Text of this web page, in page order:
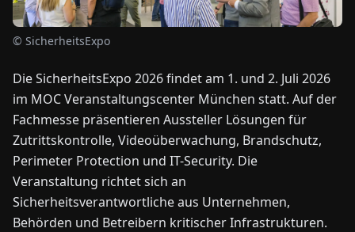
NEWS
ÜBER
UNS
ENDE FR ESIT NL PLHU
KONTAKT
ZU
© SicherheitsExpo
Die SicherheitsExpo 2026 findet am 1. und 2. Juli 2026
im MOC Veranstaltungscenter München statt. Auf der
Fachmesse präsentieren Aussteller Lösungen für
Zutrittskontrolle, Videoüberwachung, Brandschutz,
Perimeter Protection und IT-Security. Die
Veranstaltung richtet sich an
Sicherheitsverantwortliche aus Unternehmen,
Behörden und Betreibern kritischer Infrastrukturen.